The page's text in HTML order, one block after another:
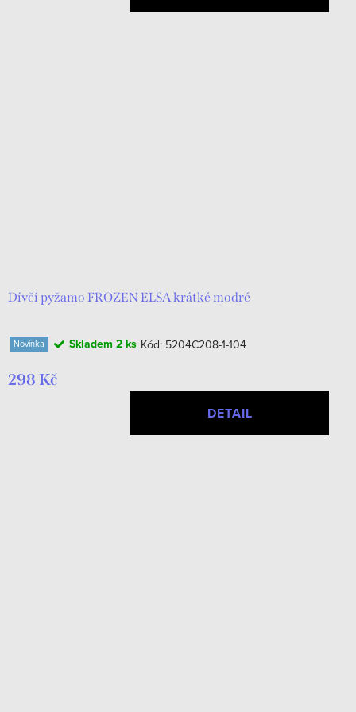
Dívčí pyžamo FROZEN ELSA krátké modré
Novinka Skladem 2 ks Kód: 5204C208-1-104
298 Kč
DETAIL